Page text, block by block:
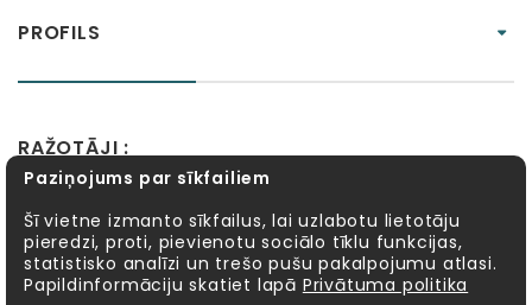
PROFILS
RAŽOTĀJI :
Alexander Toys APLI kids
Fat Brain Toys
Goula KOSMOS
Lucy&Leo
Meadow Kids
MELI MillaMinis
Mindware
Möbi
PlayGo Quercetti Sentosphère
Paziņojums par sīkfailiem
Šī vietne izmanto sīkfailus, lai uzlabotu lietotāju
pieredzi, proti, pievienotu sociālo tīklu funkcijas,
statistisko analīzi un trešo pušu pakalpojumu atlasi.
Papildinformāciju skatiet lapā Privātuma politika